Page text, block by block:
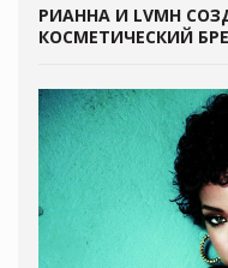
РИАННА И LVMH
КОСМЕТИЧЕСКИЙ